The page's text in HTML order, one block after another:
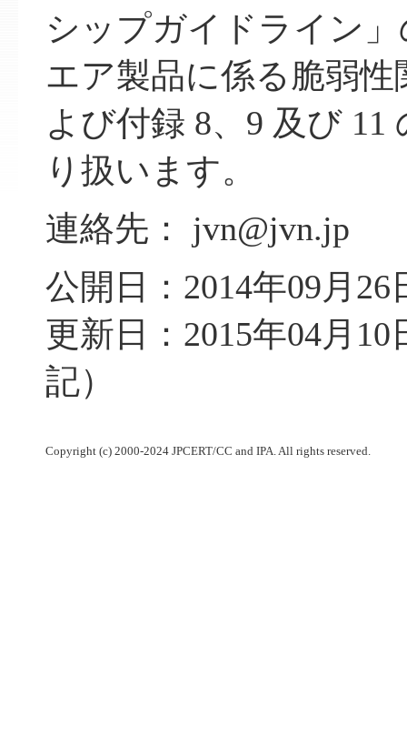
シップガイドライン
エア製品に係る脆弱
よび付録 8、9 及び 11
り扱います。
連絡先： jvn@jvn.jp
公開日：2014年09月26
更新日：2015年04月
記）
Copyright (c) 2000-2024 JPCERT/CC and IPA. All rights reserved.